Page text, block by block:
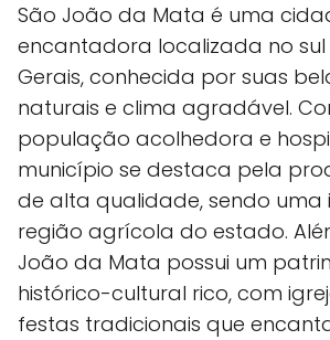
São João da Mata é uma
encantadora localizada no sul
Gerais, conhecida por suas
naturais e clima agradável.
população acolhedora e
município se destaca pela
de alta qualidade, sendo
região agrícola do estado.
João da Mata possui um
histórico-cultural rico, com
festas tradicionais que